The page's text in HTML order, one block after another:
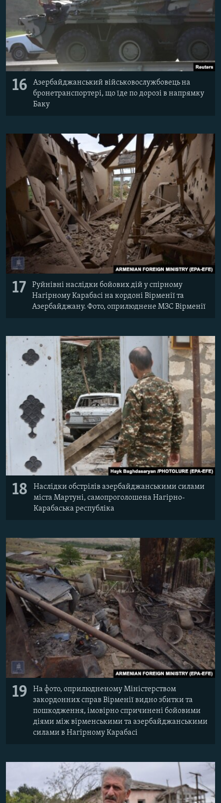
16
Азербайджанський військовослужбовець на
бронетранспортері, що їде по дорозі в напрямку
Баку
17
Руйнівні наслідки бойових дій у спірному
Нагірному Карабасі на кордоні Вірменії та
Азербайджану. Фото, оприлюднене МЗС Вірменії
18
Наслідки обстрілів азербайджанськими силами
міста Мартуні, самопроголошена Нагірно-
Карабаська республіка
19
На фото, оприлюдненому Міністерством
закордонних справ Вірменії видно збитки та
пошкодження, імовірно спричинені бойовими
діями між вірменськими та азербайджанськими
силами в Нагірному Карабасі